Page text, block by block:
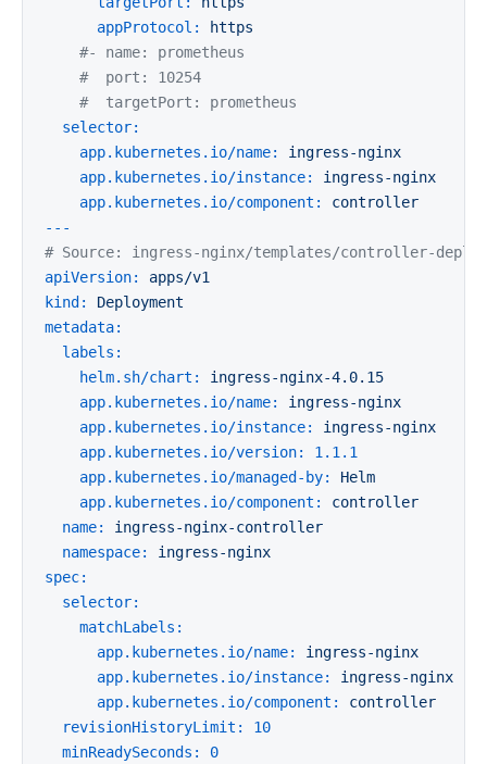
appProtocol:
https
#- name: prometheus
#  port: 10254
#  targetPort: prometheus
selector:
app.kubernetes.io/name:
ingress-nginx
app.kubernetes.io/instance:
ingress-nginx
app.kubernetes.io/component:
controller
---
# Source: ingress-nginx/templates/controller-
apiVersion:
apps/v1
kind:
Deployment
metadata:
labels:
helm.sh/chart:
ingress-nginx-4.0.15
app.kubernetes.io/name:
ingress-nginx
app.kubernetes.io/instance:
ingress-nginx
app.kubernetes.io/version:
1.1 .1
app.kubernetes.io/managed-by:
Helm
app.kubernetes.io/component:
controller
name:
ingress-nginx-controller
namespace:
ingress-nginx
spec:
selector:
matchLabels:
app.kubernetes.io/name:
ingress-nginx
app.kubernetes.io/instance:
ingress-nginx
app.kubernetes.io/component:
controller
revisionHistoryLimit:
10
minReadySeconds:
0